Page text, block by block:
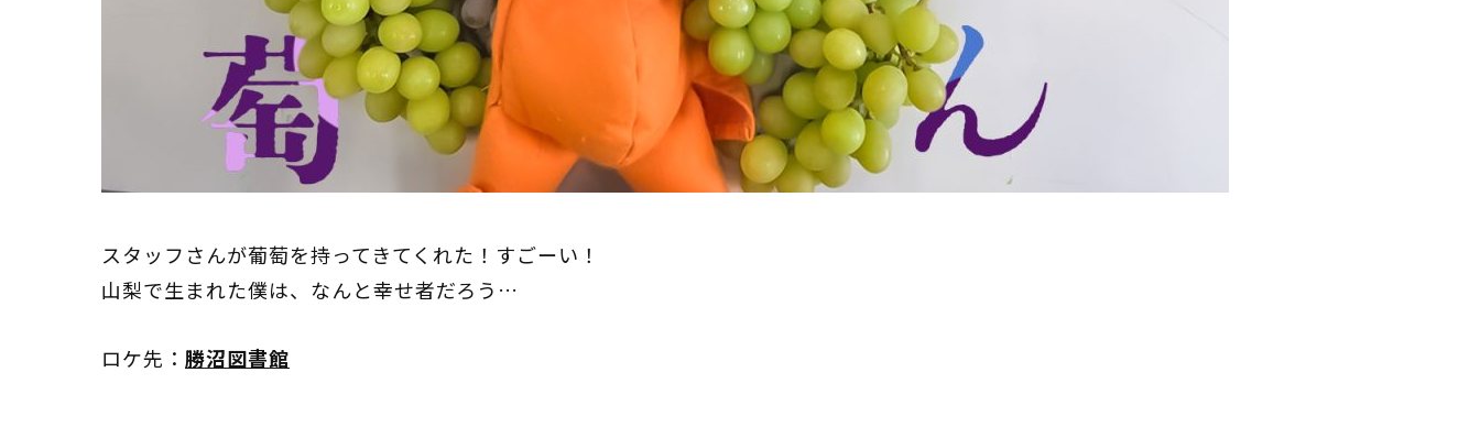
スタッフさんが葡萄を持ってきてくれた！すごーい！
山梨で生まれた僕は、なんと幸せ者だろう…
ロケ先： 勝沼図書館